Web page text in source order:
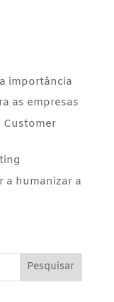
importância
as empresas
Customer
a humanizar a